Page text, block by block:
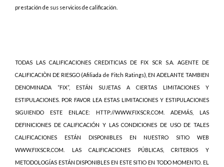
prestación de sus servicios de calificación.
TODAS LAS CALIFICACIONES CREDITICIAS DE FIX SCR S.A. AGENTE DE
CALIFICACIÒN DE RIESGO (Afiliada de Fitch Ratings), EN ADELANTE TAMBIEN
DENOMINADA “FIX”, ESTÁN SUJETAS A CIERTAS LIMITACIONES Y
ESTIPULACIONES. POR FAVOR LEA ESTAS LIMITACIONES Y ESTIPULACIONES
SIGUIENDO ESTE ENLACE: HTTP://WWW.FIXSCR.COM. ADEMÁS, LAS
DEFINICIONES DE CALIFICACIÓN Y LAS CONDICIONES DE USO DE TALES
CALIFICACIONES ESTÁN DISPONIBLES EN NUESTRO SITIO WEB
WWW.FIXSCR.COM. LAS CALIFICACIONES PÚBLICAS, CRITERIOS Y
METODOLOGÍAS ESTÁN DISPONIBLES EN ESTE SITIO EN TODO MOMENTO. EL